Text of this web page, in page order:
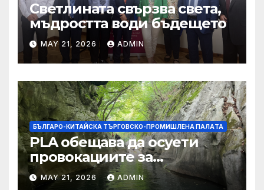
Светлината свързва света,
мъдростта води бъдещето
MAY 21, 2026 ADMIN
БЪЛГАРО-КИТАЙСКА ТЪРГОВСКО-ПРОМИШЛЕНА ПАЛAТА
PLA обещава да осуети
провокациите за
„независимост на Тайван“.
MAY 21, 2026 ADMIN